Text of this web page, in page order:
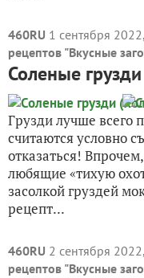
460RU 1 сентября
рецептов "Вкусные
Соленые
Грузди лучше всего
считаются условно
отказаться!
любящие «тихую
засолкой груздей
рецепт...
460RU 2 сентября
рецептов "Вкусные